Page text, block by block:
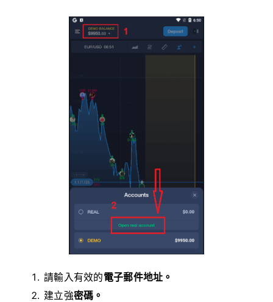
請輸入有效的電子郵件地址。
建立強密碼。